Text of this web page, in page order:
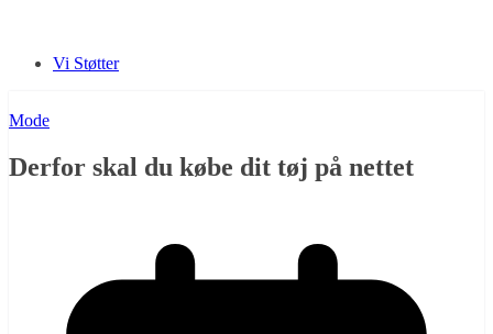
Vi Støtter
Mode
Derfor skal du købe dit tøj på nettet